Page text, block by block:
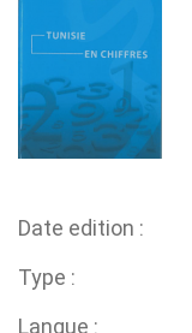
Date edition
Type
Langue